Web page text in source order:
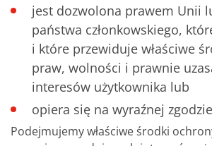
jest dozwolona prawem Unii
państwa członkowskiego,
i które przewiduje właściwe
praw, wolności i prawnie
interesów użytkownika lub
opiera się na wyraźnej
Podejmujemy właściwe środki